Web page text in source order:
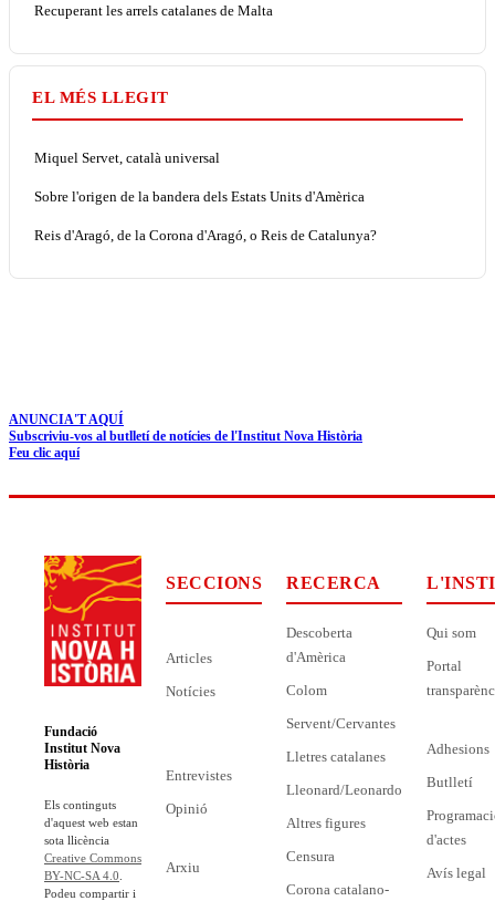
Recuperant les arrels catalanes de Malta
EL MÉS LLEGIT
Miquel Servet, català universal
Sobre l'origen de la bandera dels Estats Units d'Amèrica
Reis d'Aragó, de la Corona d'Aragó, o Reis de Catalunya?
ANUNCIA'T AQUÍ
Subscriviu-vos al butlletí de notícies de l'Institut Nova Història
Feu clic aquí
Fundació
Institut Nova
Història
Els continguts
d'aquest web estan
sota llicència
Creative Commons
BY-NC-SA 4.0
Podeu compartir i
SECCIONS
Articles
Notícies
Entrevistes
Opinió
Arxiu
RECERCA
Descoberta
d'Amèrica
Colom
Servent/Cervantes
Lletres catalanes
Lleonard/Leonardo
Altres figures
Censura
Corona catalano-
Qui som
Portal
Adhesions
Butlletí
d'actes
Avís legal